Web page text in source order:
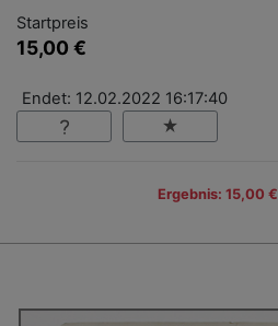
Startpreis
15,00 €
Endet: 12.02.2022 16:17:40
Ergebnis: 15,00 €